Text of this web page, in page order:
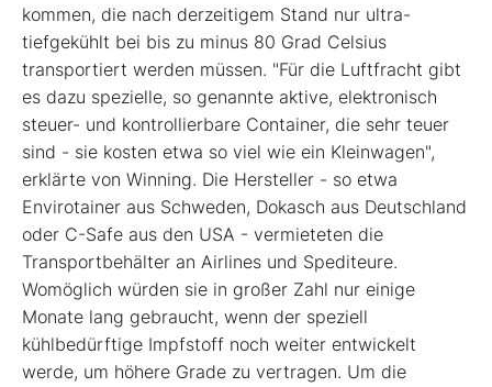
kommen, die nach derzeitigem Stand nur ultra-
tiefgekühlt bei bis zu minus 80 Grad Celsius
transportiert werden müssen. "Für die Luftfracht gibt
es dazu spezielle, so genannte aktive, elektronisch
steuer- und kontrollierbare Container, die sehr teuer
sind - sie kosten etwa so viel wie ein Kleinwagen",
erklärte von Winning. Die Hersteller - so etwa
Envirotainer aus Schweden, Dokasch aus Deutschland
oder C-Safe aus den USA - vermieteten die
Transportbehälter an Airlines und Spediteure.
Womöglich würden sie in großer Zahl nur einige
Monate lang gebraucht, wenn der speziell
kühlbedürftige Impfstoff noch weiter entwickelt
werde, um höhere Grade zu vertragen. Um die